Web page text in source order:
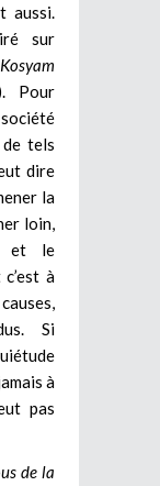
aussi.
sur
Kosyam
Pour
société
tels
dire
la
loin,
et le
à
Si
à
pas
de la